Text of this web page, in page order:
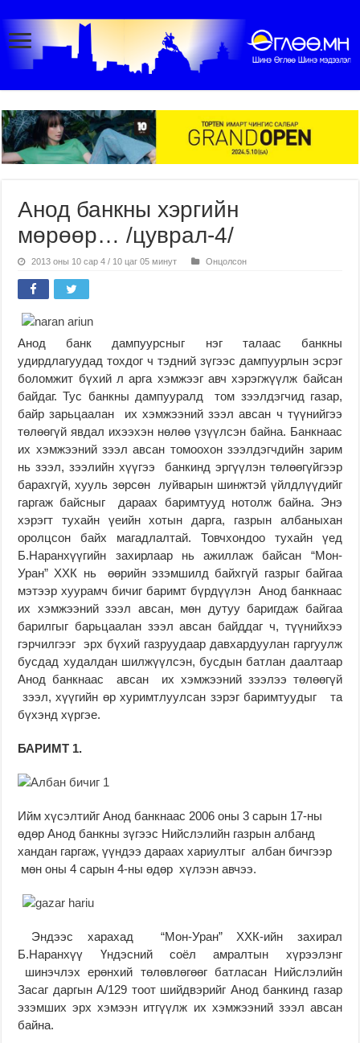
Анод банкны хэргийн
мөрөөр… /цуврал-4/
2013 оны 10 сар 4 / 10 цаг 05 минут Онцолсон
Анод банк дампуурсныг нэг талаас банкны
удирдлагуудад тохдог ч тэдний зүгээс дампуурлын эсрэг
боломжит бүхий л арга хэмжээг авч хэрэгжүүлж байсан
байдаг. Тус банкны дампууралд том зээлдэгчид газар,
байр зарьцаалан их хэмжээний зээл авсан ч түүнийгээ
төлөөгүй явдал ихээхэн нөлөө үзүүлсэн байна. Банкнаас
их хэмжээний зээл авсан томоохон зээлдэгчдийн зарим
нь зээл, зээлийн хүүгээ банкинд эргүүлэн төлөөгүйгээр
барахгүй, хууль зөрсөн луйварын шинжтэй үйлдлүүдийг
гаргаж байсныг дараах баримтууд нотолж байна. Энэ
хэрэгт тухайн үеийн хотын дарга, газрын албаныхан
оролцсон байх магадлалтай. Товчхондоо тухайн үед
Б.Наранхүүгийн захирлаар нь ажиллаж байсан “Мон-
Уран” ХХК нь өөрийн эзэмшилд байхгүй газрыг байгаа
мэтээр хуурамч бичиг баримт бүрдүүлэн Анод банкнаас
их хэмжээний зээл авсан, мөн дутуу баригдаж байгаа
барилгыг барьцаалан зээл авсан байддаг ч, түүнийхээ
гэрчилгээг эрх бүхий газруудаар давхардуулан гаргуулж
бусдад худалдан шилжүүлсэн, бусдын батлан даалтаар
Анод банкнаас авсан их хэмжээний зээлээ төлөөгүй
зээл, хүүгийн өр хуримтлуулсан зэрэг баримтуудыг та
бүхэнд хүргэе.
БАРИМТ 1.
Ийм хүсэлтийг Анод банкнаас 2006 оны 3 сарын 17-ны
өдөр Анод банкны зүгээс Нийслэлийн газрын албанд
хандан гаргаж, үүндээ дараах хариултыг албан бичгээр
мөн оны 4 сарын 4-ны өдөр хүлээн авчээ.
Эндээс харахад “Мон-Уран” ХХК-ийн захирал
Б.Наранхүү Үндэсний соёл амралтын хүрээлэнг
шинэчлэх ерөнхий төлөвлөгөөг батласан Нийслэлийн
Засаг даргын А/129 тоот шийдвэрийг Анод банкинд газар
эзэмших эрх хэмээн итгүүлж их хэмжээний зээл авсан
байна.